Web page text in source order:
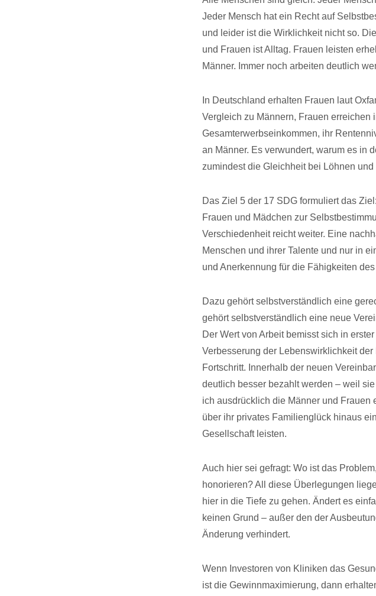
Jeder Mensch hat ein Recht auf
und leider ist die Wirklichkeit nicht so.
und Frauen ist Alltag. Frauen leisten
Männer. Immer noch arbeiten deutlich
In Deutschland erhalten Frauen laut
Vergleich zu Männern, Frauen
Gesamterwerbseinkommen, ihr
an Männer. Es verwundert, warum es in
zumindest die Gleichheit bei Löhnen
Das Ziel 5 der 17 SDG formuliert das
Frauen und Mädchen zur
Verschiedenheit reicht weiter. Eine
Menschen und ihrer Talente und nur in
und Anerkennung für die Fähigkeiten
Dazu gehört selbstverständlich eine
gehört selbstverständlich eine neue
Der Wert von Arbeit bemisst sich in
Verbesserung der Lebenswirklichkeit
Fortschritt. Innerhalb der neuen
deutlich besser bezahlt werden – weil
ich ausdrücklich die Männer und
über ihr privates Familienglück hinaus
Gesellschaft leisten.
Auch hier sei gefragt: Wo ist das
honorieren? All diese Überlegungen
hier in die Tiefe zu gehen. Ändert es
keinen Grund – außer den der
Änderung verhindert.
Wenn Investoren von Kliniken das
ist die Gewinnmaximierung, dann